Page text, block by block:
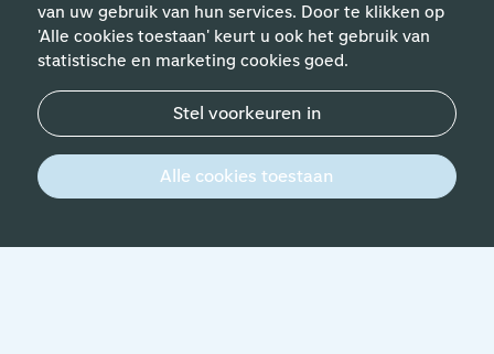
van uw gebruik van hun services. Door te klikken op
'Alle cookies toestaan' keurt u ook het gebruik van
statistische en marketing cookies goed.
Stel voorkeuren in
Alle cookies toestaan
Vakgebieden
Contact
© 2026 Werken bij SchipholPrivacyverklaring